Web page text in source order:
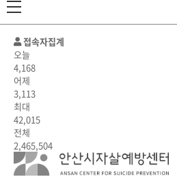
접속자집계
오늘
4,168
어제
3,113
최대
42,015
전체
2,465,504